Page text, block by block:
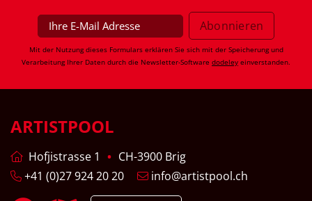
Mit der Nutzung dieses Formulars erklären Sie sich mit der Speicherung und
Verarbeitung Ihrer Daten durch die Newsletter-Software dodeley einverstanden.
ARTISTPOOL
Hofjistrasse 1
CH-3900 Brig
+41 (0)27 924 20 20
info@artistpool.ch